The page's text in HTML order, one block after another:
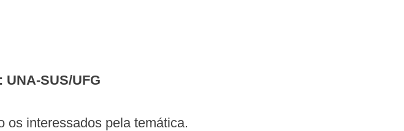
UNA-SUS/UFG
os interessados pela temática.